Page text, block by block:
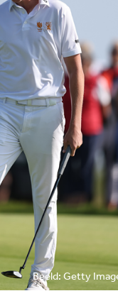
Beeld: Getty